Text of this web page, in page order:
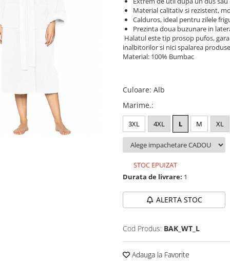
Material calitativ si rezistent,
Calduros, ideal pentru zilele
Prezinta doua buzunare in
Halatul este tip prosop pufos,
inalbitorilor si nici spalarea
Material: 100% Bumbac
Culoare: Alb
Marime.:
3XL 4XL L M XL
STOC EPUIZAT
Durata de livrare: 1
ALERTA STOC
Cod Produs: BAK_WT_L
Adauga la Favorite